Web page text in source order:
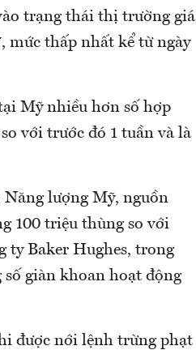
trạng thái thị trường giá
mức thấp nhất kể từ ngày
Mỹ nhiều hơn số hợp
với trước đó 1 tuần và là
lượng Mỹ, nguồn
100 triệu thùng so với
ty Baker Hughes, trong
số giàn khoan hoạt động
được nới lệnh trừng phạt